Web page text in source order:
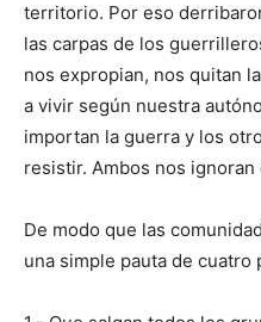
territorio. Por eso
las carpas de los
nos expropian, nos quitan
a vivir según nuestra
importan la guerra y los
resistir. Ambos nos
De modo que las
una simple pauta de cuatro